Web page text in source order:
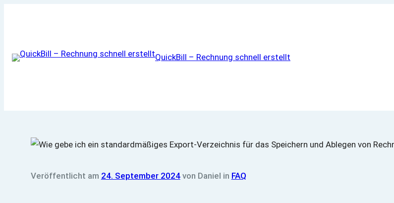
QuickBill – Rechnung schnell erstellt
Veröffentlicht am 24. September 2024von Daniel in FAQ